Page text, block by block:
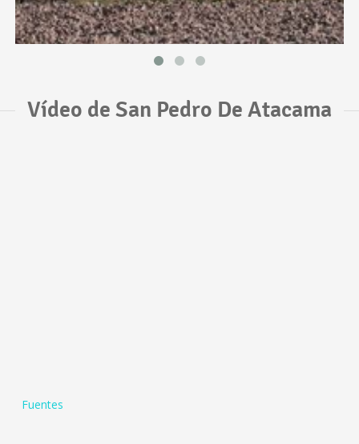
Vídeo de San Pedro De Atacama
Fuentes